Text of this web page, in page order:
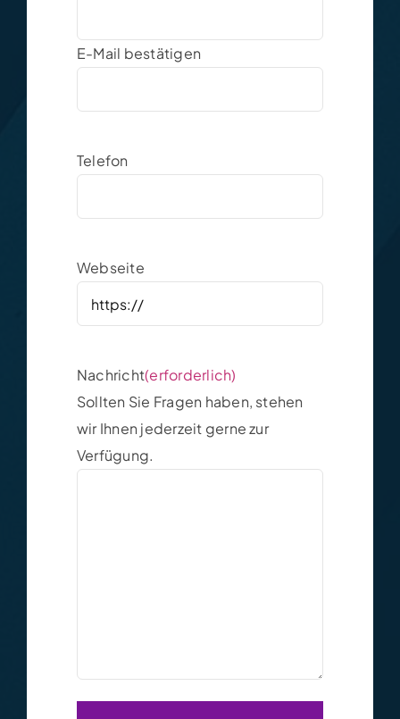
E-Mail bestätigen
Telefon
Webseite
Nachricht(erforderlich)
Sollten Sie Fragen haben, stehen
wir Ihnen jederzeit gerne zur
Verfügung.